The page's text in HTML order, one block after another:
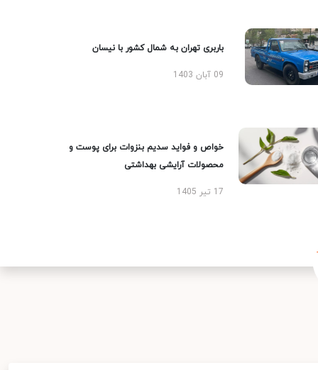
باربری تهران به شمال کشور با نیسان
09 آبان 1403
خواص و فواید سدیم بنزوات برای پوست و
محصولات آرایشی بهداشتی
17 تیر 1405